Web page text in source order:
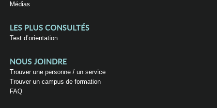
Médias
LES PLUS CONSULTÉS
Test d’orientation
NOUS JOINDRE
Trouver une personne / un service
Trouver un campus de formation
FAQ